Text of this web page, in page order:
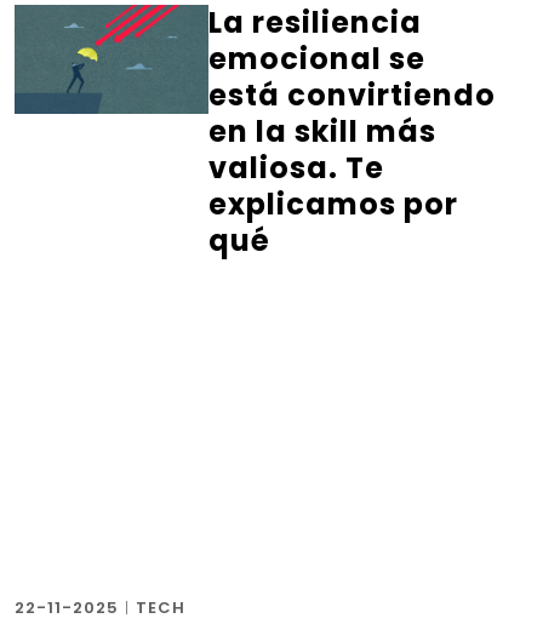
La resiliencia
emocional se
está convirtiendo
en la skill más
valiosa. Te
explicamos por
qué
22-11-2025 | TECH